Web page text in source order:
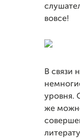
вовсе!
В связи
уровня.
же